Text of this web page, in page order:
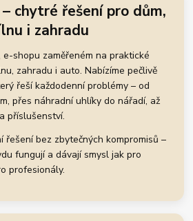
– chytré řešení pro dům,
i zahradu
shopu zaměřeném na praktické
zahradu i auto. Nabízíme pečlivě
řeší každodenní problémy – od
přes náhradní uhlíky do nářadí, až
příslušenství.
řešení bez zbytečných kompromisů –
fungují a dávají smysl jak pro
profesionály.